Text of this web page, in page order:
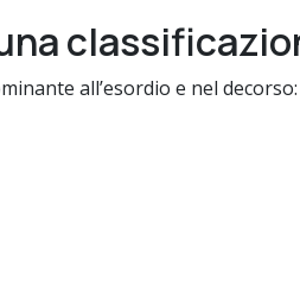
all’esordio e nel decorso: